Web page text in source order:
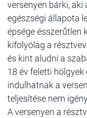
versenyen bárki,
egészségi állapota
épsége ésszerűtlen
kifolyólag a
és kint aludni a
18 év feletti
indulhatnak a
teljesítése nem
A versenyen a